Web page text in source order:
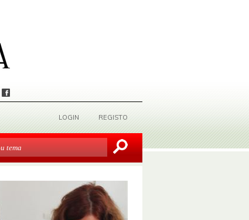
LOGIN REGISTO